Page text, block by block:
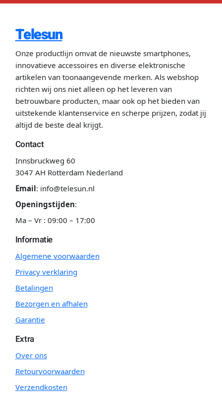
Telesun
Onze productlijn omvat de nieuwste smartphones,
innovatieve accessoires en diverse elektronische
artikelen van toonaangevende merken. Als webshop
richten wij ons niet alleen op het leveren van
betrouwbare producten, maar ook op het bieden van
uitstekende klantenservice en scherpe prijzen, zodat jij
altijd de beste deal krijgt.
Contact
Innsbruckweg 60
3047 AH Rotterdam Nederland
Email: info@telesun.nl
Openingstijden:
Ma – Vr : 09:00 – 17:00
Informatie
Algemene voorwaarden
Privacy verklaring
Betalingen
Bezorgen en afhalen
Garantie
Extra
Over ons
Retourvoorwaarden
Verzendkosten